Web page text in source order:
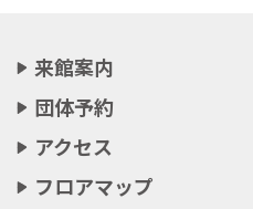
来館案内
団体予約
アクセス
フロアマップ